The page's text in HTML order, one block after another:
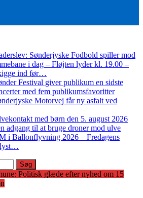
Sønderjyske Fodbold spiller mod
i dag – Fløjten lyder kl. 19.00 –
ind før…
Festival giver publikum en sidste
med fem publikumsfavoritter
Motorvej får ny asfalt ved
med børn den 5. august 2026
adgang til at bruge droner mod ulve
i Ballonflyvning 2026 – Fredagens
Politisk glæde efter nyhed om 15